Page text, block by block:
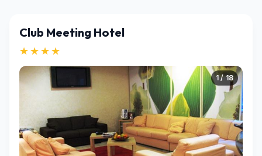
Club Meeting Hotel
★★★★
1 / 18